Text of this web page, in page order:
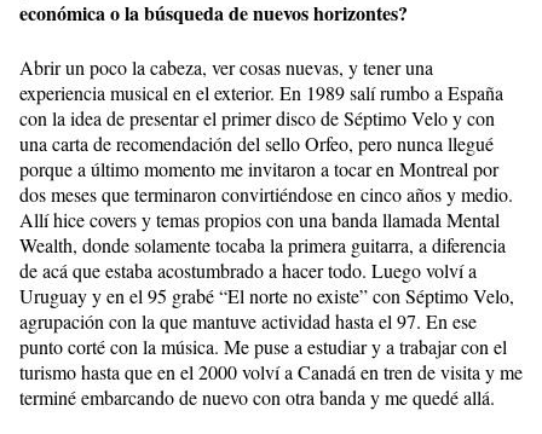
económica o la búsqueda de nuevos horizontes?
Abrir un poco la cabeza, ver cosas nuevas, y tener una
experiencia musical en el exterior. En 1989 salí rumbo a España
con la idea de presentar el primer disco de Séptimo Velo y con
una carta de recomendación del sello Orfeo, pero nunca llegué
porque a último momento me invitaron a tocar en Montreal por
dos meses que terminaron convirtiéndose en cinco años y medio.
Allí hice covers y temas propios con una banda llamada Mental
Wealth, donde solamente tocaba la primera guitarra, a diferencia
de acá que estaba acostumbrado a hacer todo. Luego volví a
Uruguay y en el 95 grabé “El norte no existe” con Séptimo Velo,
agrupación con la que mantuve actividad hasta el 97. En ese
punto corté con la música. Me puse a estudiar y a trabajar con el
turismo hasta que en el 2000 volví a Canadá en tren de visita y me
terminé embarcando de nuevo con otra banda y me quedé allá.